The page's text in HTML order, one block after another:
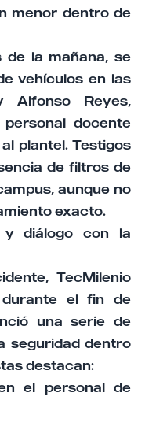
menor dentro de
de la mañana, se
vehículos en las
Alfonso Reyes,
docente
plantel. Testigos
de filtros de
aunque no
exacto.
y diálogo con la
TecMilenio
el fin de
una serie de
seguridad dentro
destacan:
el personal de